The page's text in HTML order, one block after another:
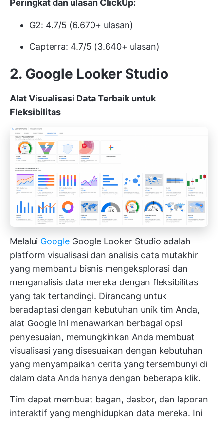
Peringkat dan ulasan ClickUp:
G2: 4.7/5 (6.670+ ulasan)
Capterra: 4.7/5 (3.640+ ulasan)
2. Google Looker Studio
Alat Visualisasi Data Terbaik untuk
Fleksibilitas
Melalui Google Google Looker Studio adalah
platform visualisasi dan analisis data mutakhir
yang membantu bisnis mengeksplorasi dan
menganalisis data mereka dengan fleksibilitas
yang tak tertandingi. Dirancang untuk
beradaptasi dengan kebutuhan unik tim Anda,
alat Google ini menawarkan berbagai opsi
penyesuaian, memungkinkan Anda membuat
visualisasi yang disesuaikan dengan kebutuhan
yang menyampaikan cerita yang tersembunyi di
dalam data Anda hanya dengan beberapa klik.
Tim dapat membuat bagan, dasbor, dan laporan
interaktif yang menghidupkan data mereka. Ini